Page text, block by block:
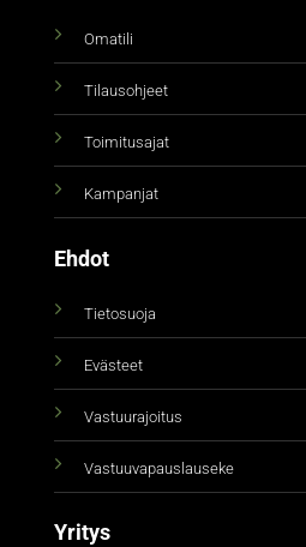
Omatili
Tilausohjeet
Toimitusajat
Kampanjat
Ehdot
Tietosuoja
Evästeet
Vastuurajoitus
Vastuuvapauslauseke
Yritys